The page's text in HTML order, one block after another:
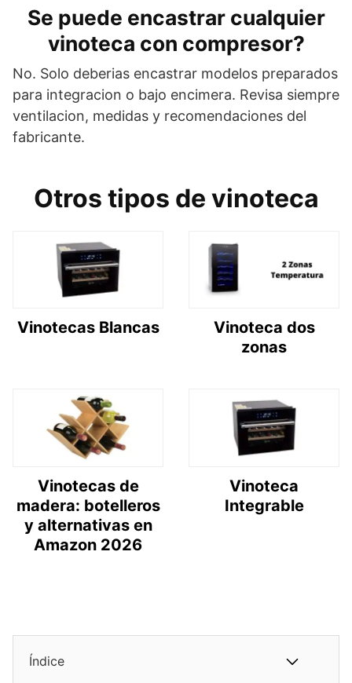
Se puede encastrar cualquier
vinoteca con compresor?
No. Solo deberias encastrar modelos preparados
para integracion o bajo encimera. Revisa siempre
ventilacion, medidas y recomendaciones del
fabricante.
Otros tipos de vinoteca
Vinotecas Blancas
Vinoteca dos
zonas
Vinotecas de
madera: botelleros
y alternativas en
Amazon 2026
Vinoteca
Integrable
Índice